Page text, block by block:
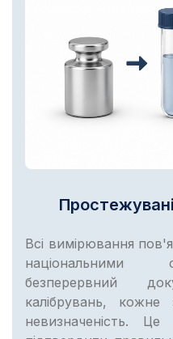
Всі вимірювання
національними
безперервний
калібрувань,
невизначеність. Це